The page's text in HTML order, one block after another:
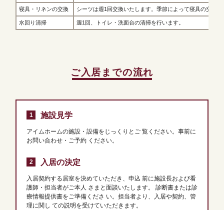
寝具・リネンの交換 シーツは週1回交換いたします。季節によって寝具の交換も
水回り清掃 週1回、トイレ・洗面台の清掃を行います。
ご入居までの流れ
施設見学
アイムホームの施設・設備をじっくりとご 覧ください。事前に
お問い合わせ・ご予約 ください。
入居の決定
入居契約する居室を決めていただき、申込 前に施設長および看
護師・担当者がご本人 さまと面談いたします。
診断書または診
療情報提供書をご準備くださ い。担当者より、入居や契約、管
理に関し ての説明を受けていただきます。